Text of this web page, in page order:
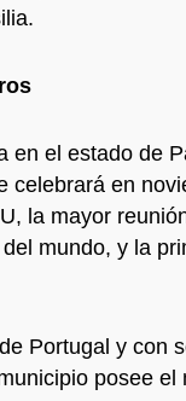
en el estado de
celebrará en
la mayor
mundo, y la
Portugal y con
posee el